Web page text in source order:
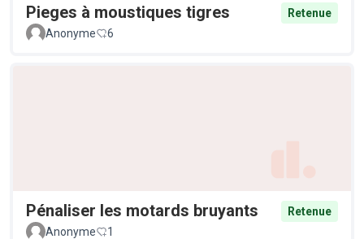
Pieges à moustiques tigres
Retenue
Anonyme
6
Pénaliser les motards bruyants
Retenue
Anonyme
1